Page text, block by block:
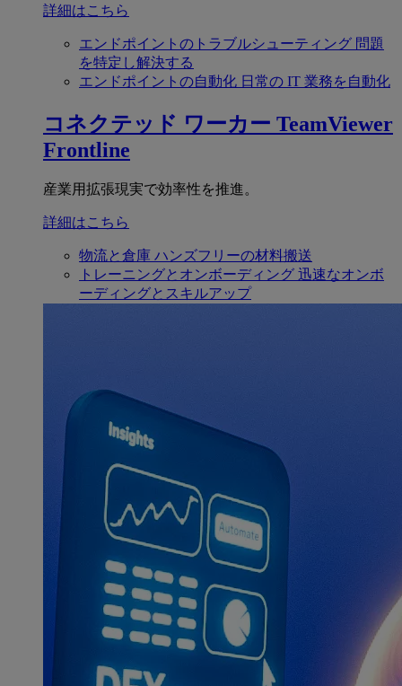
詳細はこちら
エンドポイントのトラブルシューティング 問題
を特定し解決する
エンドポイントの自動化 日常の IT 業務を自動化
コネクテッド ワーカー TeamViewer
Frontline
産業用拡張現実で効率性を推進。
詳細はこちら
物流と倉庫 ハンズフリーの材料搬送
トレーニングとオンボーディング 迅速なオンボ
ーディングとスキルアップ